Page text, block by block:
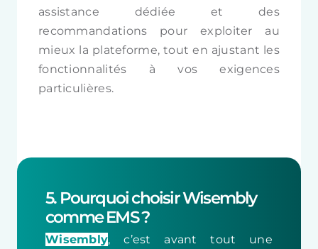
assistance dédiée et des
recommandations pour exploiter au
mieux la plateforme, tout en ajustant les
fonctionnalités à vos exigences
particulières.
5. Pourquoi choisir Wisembly
comme EMS ?
Wisembly, c’est avant tout une